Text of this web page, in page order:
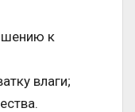
к
влаги;